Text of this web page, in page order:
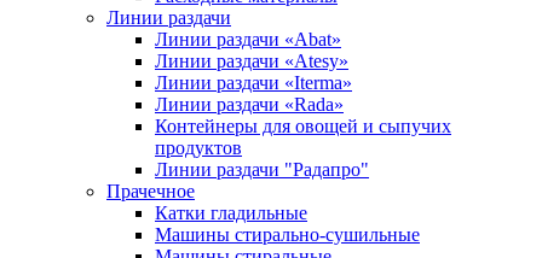
Линии раздачи
Линии раздачи «Abat»
Линии раздачи «Atesy»
Линии раздачи «Iterma»
Линии раздачи «Rada»
Контейнеры для овощей и сыпучих
продуктов
Линии раздачи "Радапро"
Прачечное
Катки гладильные
Машины стирально-сушильные